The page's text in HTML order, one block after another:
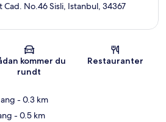
Kort
No.46 Sisli, Istanbul, 34367
kommer du
rundt
Restauranter
- 0.3 km
- 0.5 km